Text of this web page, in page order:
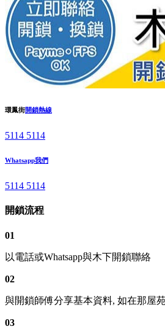
環鳳街開鎖熱線
5114 5114
Whatsapp我們
5114 5114
開鎖流程
01
以電話或Whatsapp與木下開鎖聯絡
02
與開鎖師傅分享基本資料, 如在那屋
03